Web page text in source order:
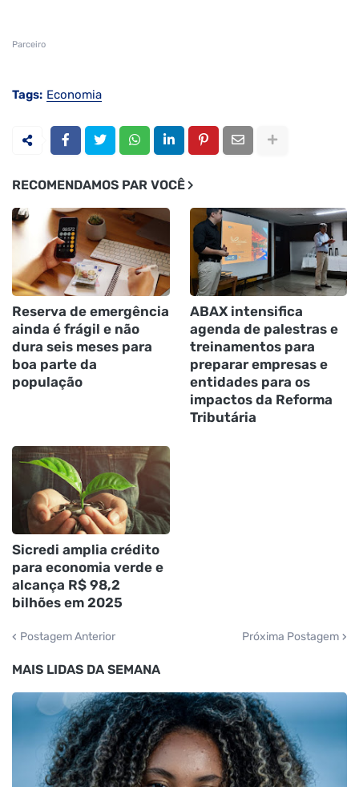
Parceiro
Tags: Economia
RECOMENDAMOS PAR VOCÊ
Reserva de emergência
ainda é frágil e não
dura seis meses para
boa parte da
população
ABAX intensifica
agenda de palestras e
treinamentos para
preparar empresas e
entidades para os
impactos da Reforma
Tributária
Sicredi amplia crédito
para economia verde e
alcança R$ 98,2
bilhões em 2025
Postagem Anterior Próxima Postagem
MAIS LIDAS DA SEMANA